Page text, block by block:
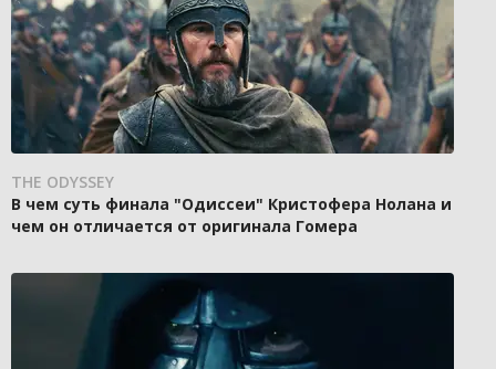
THE ODYSSEY
В чем суть финала "Одиссеи" Кристофера Нолана и
чем он отличается от оригинала Гомера